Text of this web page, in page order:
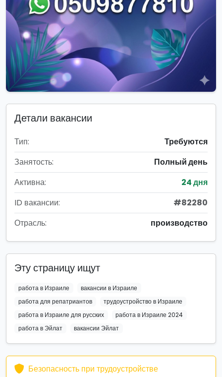
Детали вакансии
Тип:
Требуются
Занятость:
Полный день
Активна:
24 дня
ID вакансии:
#82280
Отрасль:
производство
Эту страницу ищут
работа в Израиле
вакансии в Израиле
работа для репатриантов
трудоустройство в Израиле
работа в Израиле для русских
работа в Израиле 2024
работа в Эйлат
вакансии Эйлат
Безопасность при трудоустройстве